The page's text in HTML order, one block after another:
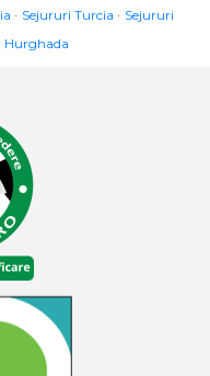
Sejururi Turcia
Sejururi
Hurghada